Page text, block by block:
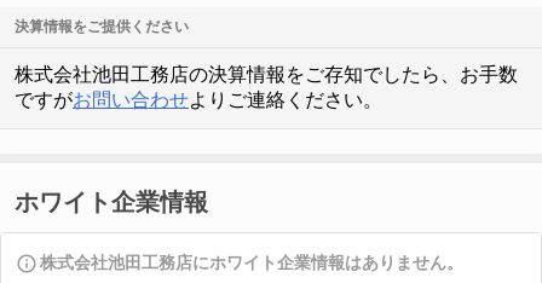
決算情報をご提供ください
株式会社池田工務店の決算情報をご存知でしたら、お手数
ですがお問い合わせよりご連絡ください。
ホワイト企業情報
株式会社池田工務店にホワイト企業情報はありません。